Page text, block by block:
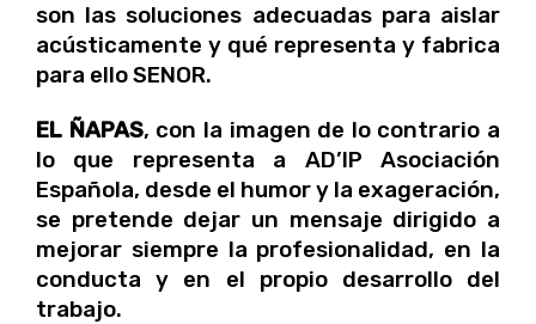
son las soluciones adecuadas para aislar
acústicamente y qué representa y fabrica
para ello SENOR.
EL ÑAPAS, con la imagen de lo contrario a
lo que representa a AD’IP Asociación
Española, desde el humor y la exageración,
se pretende dejar un mensaje dirigido a
mejorar siempre la profesionalidad, en la
conducta y en el propio desarrollo del
trabajo.